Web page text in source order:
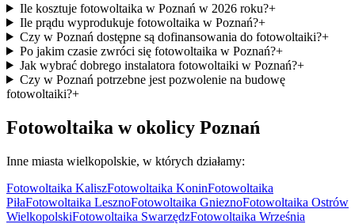
Ile kosztuje fotowoltaika w Poznań w 2026 roku?+
Ile prądu wyprodukuje fotowoltaika w Poznań?+
Czy w Poznań dostępne są dofinansowania do fotowoltaiki?+
Po jakim czasie zwróci się fotowoltaika w Poznań?+
Jak wybrać dobrego instalatora fotowoltaiki w Poznań?+
Czy w Poznań potrzebne jest pozwolenie na budowę
fotowoltaiki?+
Fotowoltaika w okolicy Poznań
Inne miasta wielkopolskie, w których działamy:
Fotowoltaika KaliszFotowoltaika KoninFotowoltaika
PiłaFotowoltaika LesznoFotowoltaika GnieznoFotowoltaika Ostrów
WielkopolskiFotowoltaika SwarzędzFotowoltaika Września